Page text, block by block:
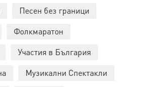
Песен без граници
Фолкмаратон
Участия в България
Музикални Спектакли